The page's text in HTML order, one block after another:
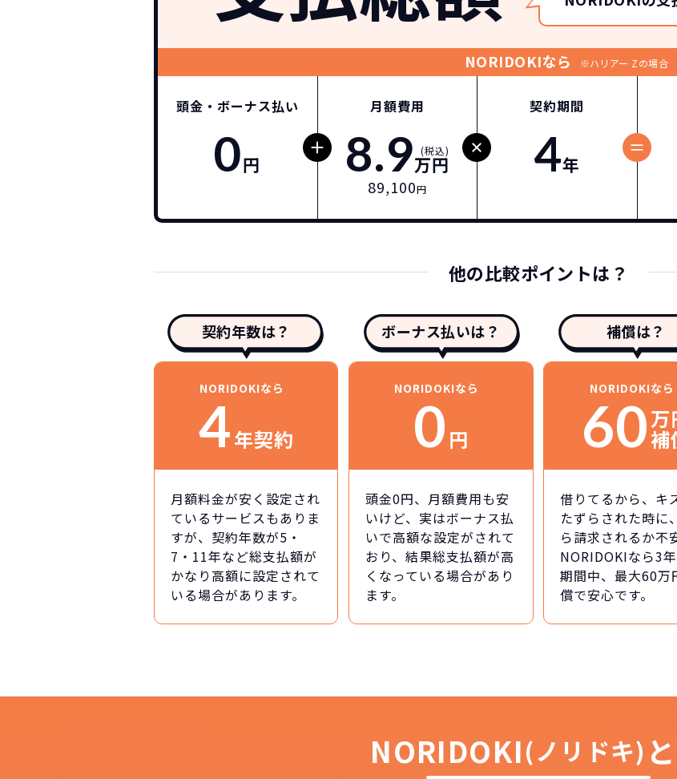
NORIDOKIなら ※ハリアー Zの場合
頭金・ボーナス払い
0円
月額費用
8.9万円
(税込)
89,100円
契約期間
4年
他の比較ポイントは？
契約年数は？
NORIDOKIなら
4年契約
月額料金が安く設定され
ているサービスもありま
すが、契約年数が5・
7・11年など総支払額が
かなり高額に設定されて
いる場合があります。
ボーナス払いは？
NORIDOKIなら
0 円
頭金0円、月額費用も安
いけど、実はボーナス払
いで高額な設定がされて
おり、結果総支払額が高
くなっている場合があり
ます。
補償は？
NORIDOKIなら
60万
補
借りてるから、キ
たずらされた時に
ら請求されるか不
NORIDOKIなら3
期間中、最大60万
償で安心です。
NORIDOKI(ノリドキ)